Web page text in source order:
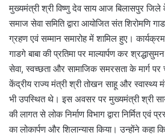
मुख्यमंत्री श्री विष्णु देव साय आज बिलासपुर
समाज सेवा समिति द्वारा आयोजित संत शिरोमणि
ग्रहण एवं सम्मान समारोह में शामिल हुए।
गाडगे बाबा की प्रतिमा पर माल्यार्पण कर
सेवा, स्वच्छता और सामाजिक समरसता के मार्ग पर
केंद्रीय राज्य मंत्री श्री तोखन साहू और स्वास्थ्य
भी उपस्थित थे। इस अवसर पर मुख्यमंत्री श्री
की लागत से लोक निर्माण विभाग द्वारा निर्मित
का लोकार्पण और शिलान्यास किया। उन्होंने